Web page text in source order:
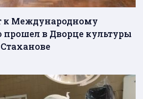
к Международному
в Дворце культуры